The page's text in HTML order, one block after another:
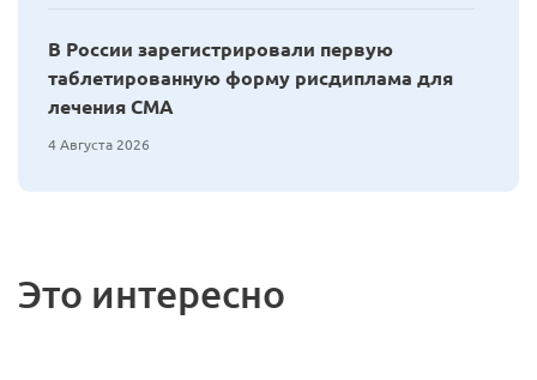
В России зарегистрировали первую
таблетированную форму рисдиплама для
лечения СМА
4 Августа 2026
Это интересно